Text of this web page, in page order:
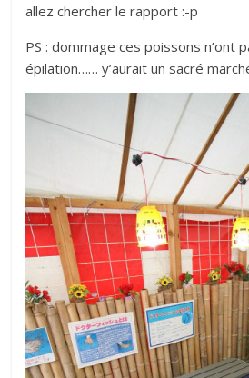
allez chercher le rapport :-p
PS : dommage ces poissons n’ont
épilation…… y’aurait un sacré